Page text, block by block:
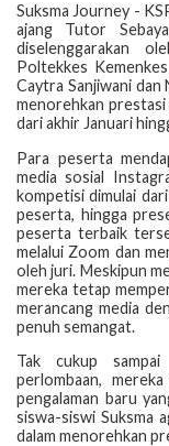
Suksma Journey -
ajang Tutor
diselenggarakan
Poltekkes
Caytra Sanjiwani dan
menorehkan prestasi
dari akhir Januari
Para peserta
media sosial
kompetisi dimulai
peserta, hingga
peserta terbaik
melalui Zoom dan
oleh juri. Meskipun
mereka tetap
merancang media
penuh semangat.
Tak cukup sampai
perlombaan,
pengalaman baru
siswa-siswi Suksma
dalam menorehkan